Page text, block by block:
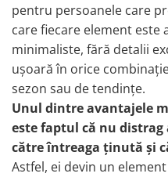
Lănțișoare cu Animale
Lănțișoare cu Molecule
Lănțișoare cu Pietre Naturale
Lănțișoare Argint Diverse
COLIERE CU PERLE
Coliere cu Perle Naturale
Coliere cu Perle Preciosa
COLIERE ȘNUR REGLABIL
pentru persoanele care
care fiecare element este
minimaliste, fără detalii
ușoară în orice
sezon sau de tendințe.
Unul dintre avantajele
este faptul că nu
către întreaga ținută și
Astfel, ei devin un